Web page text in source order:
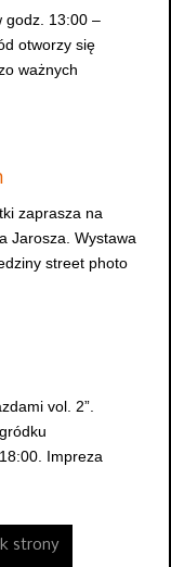
godz. 13:00 –
otworzy się
ważnych
zaprasza na
Jarosza. Wystawa
street photo
vol. 2”.
Impreza
strony